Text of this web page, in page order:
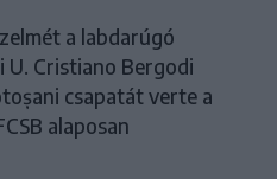
a labdarúgó
U. Cristiano Bergodi
csapatát verte a
alaposan